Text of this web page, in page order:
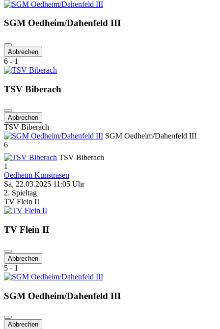
SGM Oedheim/Dahenfeld III
Abbrechen
6 - 1
TSV Biberach
Abbrechen
TSV Biberach
SGM Oedheim/Dahenfeld III
6
TSV Biberach
1
Oedheim Kunstrasen
Sa, 22.03.2025 11:05 Uhr
2. Spieltag
TV Flein II
TV Flein II
Abbrechen
5 - 1
SGM Oedheim/Dahenfeld III
Abbrechen